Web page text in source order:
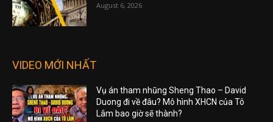
August 6, 2026
VIDEO MỚI NHẤT
Vụ án tham nhũng Sheng Thao – David
Duong đi về đâu? Mô hình XHCN của Tô
Lâm bao giờ sẽ thành?